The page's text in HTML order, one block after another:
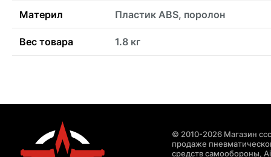
Материл Пластик ABS, поролон
Вес товара 1.8 кг
© 2010-2026 Магазин
продаже
средств самообороны,